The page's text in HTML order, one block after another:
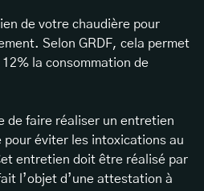
de votre chaudière pour
Selon GRDF, cela permet
la consommation de
de faire réaliser un entretien
pour éviter les intoxications au
entretien doit être réalisé par
l’objet d’une attestation à